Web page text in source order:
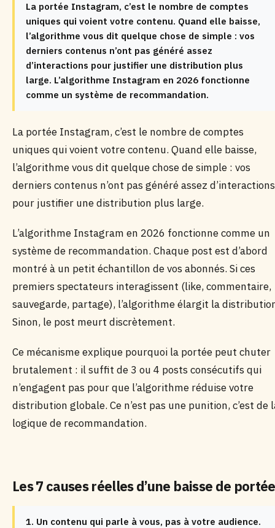
La portée Instagram, c’est le nombre de comptes
uniques qui voient votre contenu. Quand elle baisse,
l’algorithme vous dit quelque chose de simple : vos
derniers contenus n’ont pas généré assez
d’interactions pour justifier une distribution plus
large. L’algorithme Instagram en 2026 fonctionne
comme un système de recommandation.
La portée Instagram, c’est le nombre de comptes
uniques qui voient votre contenu. Quand elle baisse,
l’algorithme vous dit quelque chose de simple : vos
derniers contenus n’ont pas généré assez d’interactions
pour justifier une distribution plus large.
L’algorithme Instagram en 2026 fonctionne comme un
système de recommandation. Chaque post est d’abord
montré à un petit échantillon de vos abonnés. Si ces
premiers spectateurs interagissent (like, commentaire,
sauvegarde, partage), l’algorithme élargit la
Sinon, le post meurt discrètement.
Ce mécanisme explique pourquoi la portée peut chuter
brutalement : il suffit de 3 ou 4 posts consécutifs qui
n’engagent pas pour que l’algorithme réduise votre
distribution globale. Ce n’est pas une punition, c’est de
logique de recommandation.
Les 7 causes réelles d’une baisse de portée
1. Un contenu qui parle à vous, pas à votre audience.